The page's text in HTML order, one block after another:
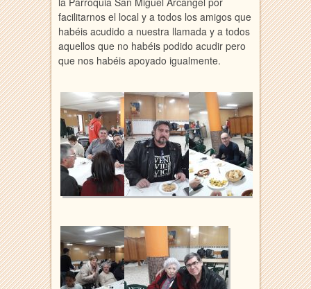
facilitarnos el local y a todos los amigos que
habéis acudido a nuestra llamada y a todos
aquellos que no habéis podido acudir pero
que nos habéis apoyado igualmente.